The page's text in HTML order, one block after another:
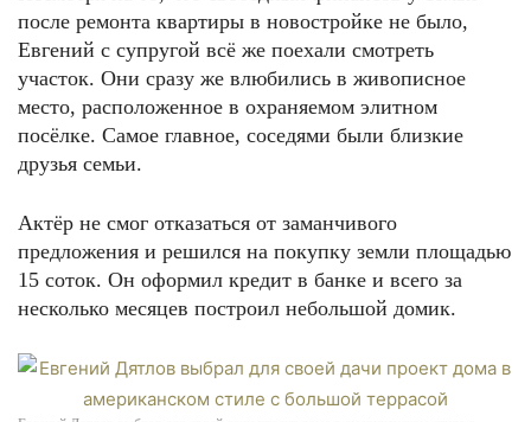
после ремонта квартиры в новостройке не было,
Евгений с супругой всё же поехали смотреть
участок. Они сразу же влюбились в живописное
место, расположенное в охраняемом элитном
посёлке. Самое главное, соседями были близкие
друзья семьи.
Актёр не смог отказаться от заманчивого
предложения и решился на покупку земли площадью
15 соток. Он оформил кредит в банке и всего за
несколько месяцев построил небольшой домик.